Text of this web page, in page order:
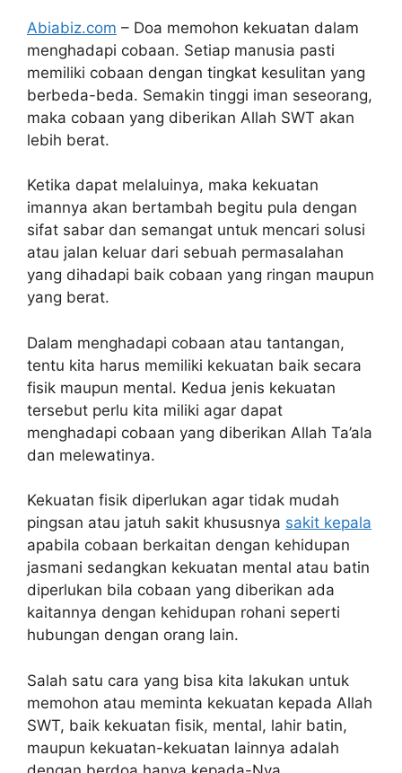
Abiabiz.com – Doa memohon kekuatan dalam
menghadapi cobaan. Setiap manusia pasti
memiliki cobaan dengan tingkat kesulitan yang
berbeda-beda. Semakin tinggi iman seseorang,
maka cobaan yang diberikan Allah SWT akan
lebih berat.
Ketika dapat melaluinya, maka kekuatan
imannya akan bertambah begitu pula dengan
sifat sabar dan semangat untuk mencari solusi
atau jalan keluar dari sebuah permasalahan
yang dihadapi baik cobaan yang ringan maupun
yang berat.
Dalam menghadapi cobaan atau tantangan,
tentu kita harus memiliki kekuatan baik secara
fisik maupun mental. Kedua jenis kekuatan
tersebut perlu kita miliki agar dapat
menghadapi cobaan yang diberikan Allah Ta’ala
dan melewatinya.
Kekuatan fisik diperlukan agar tidak mudah
pingsan atau jatuh sakit khususnya sakit kepala
apabila cobaan berkaitan dengan kehidupan
jasmani sedangkan kekuatan mental atau batin
diperlukan bila cobaan yang diberikan ada
kaitannya dengan kehidupan rohani seperti
hubungan dengan orang lain.
Salah satu cara yang bisa kita lakukan untuk
memohon atau meminta kekuatan kepada Allah
SWT, baik kekuatan fisik, mental, lahir batin,
maupun kekuatan-kekuatan lainnya adalah